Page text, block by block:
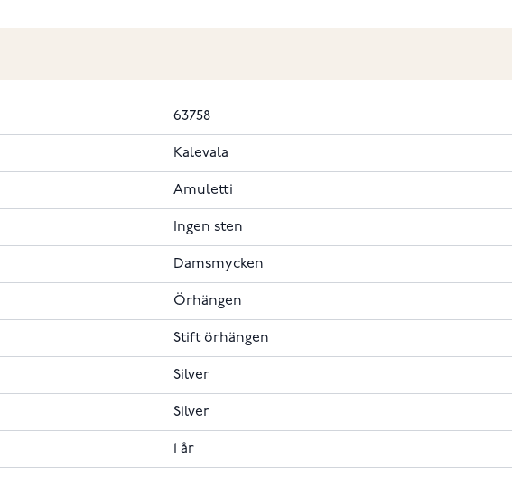
63758
Kalevala
Amuletti
Ingen sten
Damsmycken
Örhängen
Stift örhängen
Silver
Silver
1 år